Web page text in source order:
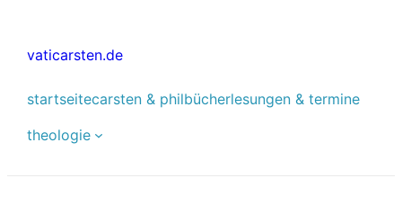
springen
vaticarsten.de
startseitecarsten & philbücherlesungen & termine
theologie